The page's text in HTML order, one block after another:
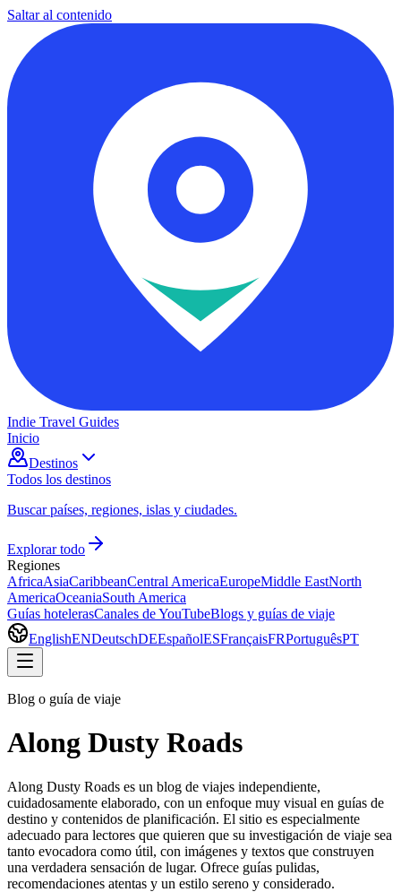
Saltar al contenido
Indie Travel Guides
Inicio
Destinos
Todos los destinos
Buscar países, regiones, islas y ciudades.
Explorar todo
Regiones
AfricaAsiaCaribbeanCentral AmericaEuropeMiddle EastNorth
AmericaOceaniaSouth America
Guías hotelerasCanales de YouTubeBlogs y guías de viaje
EnglishENDeutschDEEspañolESFrançaisFRPortuguêsPT
Blog o guía de viaje
Along Dusty Roads
Along Dusty Roads es un blog de viajes independiente,
cuidadosamente elaborado, con un enfoque muy visual en guías de
destino y contenidos de planificación. El sitio es especialmente
adecuado para lectores que quieren que su investigación de viaje sea
tanto evocadora como útil, con imágenes y textos que construyen
una verdadera sensación de lugar. Ofrece guías pulidas,
recomendaciones atentas y un estilo sereno y considerado.